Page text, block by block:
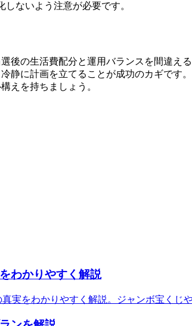
ないよう注意が必要です。
後の生活費配分と運用バランスを間違え
静に計画を立てることが成功のカギで
えを持ちましょう。
わかりやすく解説
実をわかりやすく解説。ジャンボ宝くじ